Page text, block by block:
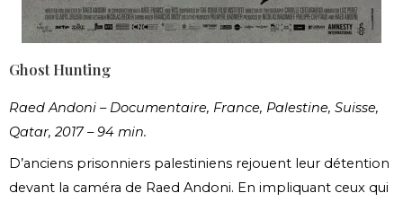
Ghost Hunting
Raed Andoni – Documentaire, France, Palestine, Suisse,
Qatar, 2017 – 94 min.
D’anciens prisonniers palestiniens rejouent leur détention
devant la caméra de Raed Andoni. En impliquant ceux qui